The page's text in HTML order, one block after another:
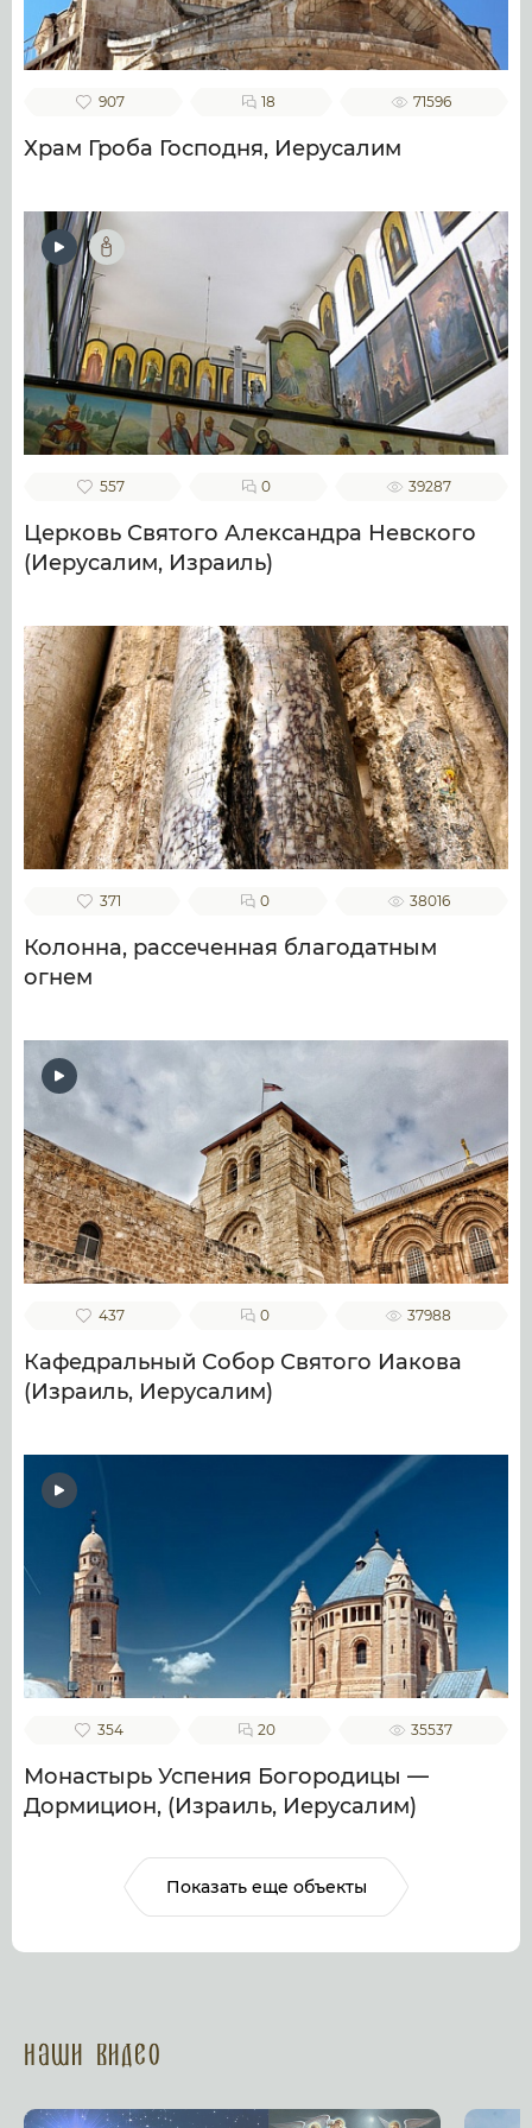
907 18 71596
Храм Гроба Господня, Иерусалим
557 0 39287
Церковь Святого Александра Невского
(Иерусалим, Израиль)
371 0 38016
Колонна, рассеченная благодатным
огнем
437 0 37988
Кафедральный Собор Святого Иакова
(Израиль, Иерусалим)
354 20 35537
Монастырь Успения Богородицы —
Дормицион, (Израиль, Иерусалим)
Показать еще объекты
Наши Видео